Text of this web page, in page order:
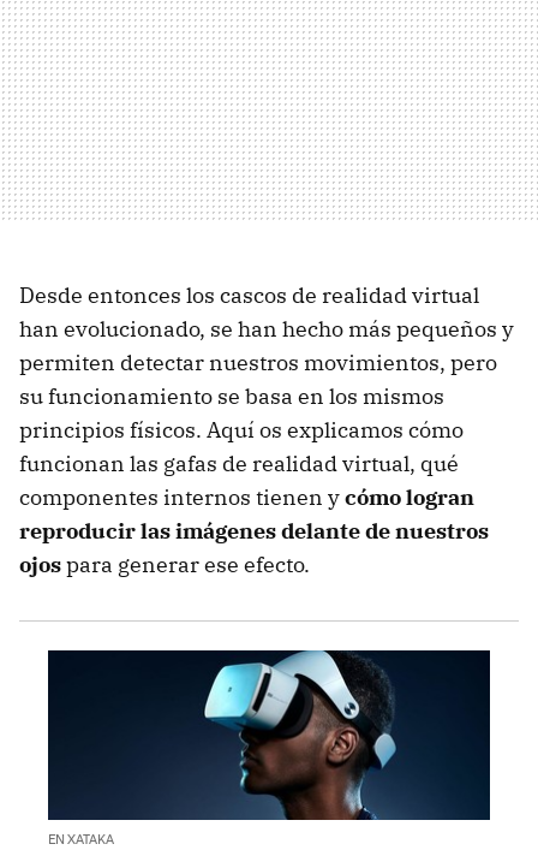
Desde entonces los cascos de realidad virtual
han evolucionado, se han hecho más pequeños y
permiten detectar nuestros movimientos, pero
su funcionamiento se basa en los mismos
principios físicos. Aquí os explicamos cómo
funcionan las gafas de realidad virtual, qué
componentes internos tienen ycómo logran
reproducir las imágenes delante de nuestros
ojospara generar ese efecto.
EN XATAKA